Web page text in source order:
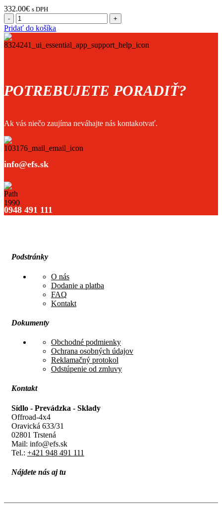
332.00€ s DPH
množstvo
Rozširovacie
lemy
Mitsubishi
Pridať do košíka
POTREBUJETE PORADIŤ?
Ak vás niečo zaujíma neváhajte nás kontakotvať.
info@efs.sk
0948 491 111
Podstránky
O nás
Dodanie a platba
FAQ
Kontakt
Dokumenty
Obchodné podmienky
Ochrana osobných údajov
Reklamačný protokol
Odstúpenie od zmluvy
Kontakt
Sídlo - Prevádzka - Sklady
Offroad-4x4
Oravická 633/31
02801 Trstená
Mail: info@efs.sk
Tel.: +421 948 491 111
Nájdete nás aj tu